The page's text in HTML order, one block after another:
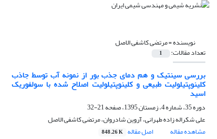
نویسنده =مرتضی کاشفی الاصل
تعداد مقالات: 1
بررسی سینتیک و هم دمای جذب بور از نمونه آب توسط جاذب
کلینوپتیلولیت طبیعی و کلینوپتیلولیت اصلاح شده با سولفوریک
اسید
دوره 35، شماره 4، زمستان 1395، صفحه
21-32
علی شکراله زاده طهرانی، آروین شادروان، مرتضی کاشفی الاصل
مشاهده مقاله
اصل مقاله 848.26 K